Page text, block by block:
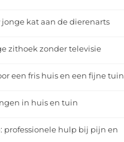
kat aan de dierenarts
zithoek zonder televisie
een fris huis en een fijne tuin
in huis en tuin
professionele hulp bij pijn en